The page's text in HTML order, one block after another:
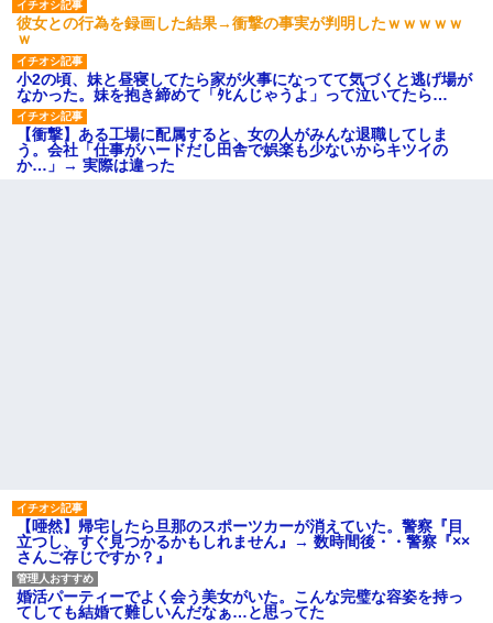
彼女との行為を録画した結果→衝撃の事実が判明したｗｗｗｗｗ
ｗ
小2の頃、妹と昼寝してたら家が火事になってて気づくと逃げ場が
なかった。妹を抱き締めて「ﾀﾋんじゃうよ」って泣いてたら…
【衝撃】ある工場に配属すると、女の人がみんな退職してしま
う。会社「仕事がハードだし田舎で娯楽も少ないからキツイの
か…」→ 実際は違った
【唖然】帰宅したら旦那のスポーツカーが消えていた。警察『目
立つし、すぐ見つかるかもしれません』→ 数時間後・・警察『××
さんご存じですか？』
婚活パーティーでよく会う美女がいた。こんな完璧な容姿を持っ
てしても結婚て難しいんだなぁ…と思ってた